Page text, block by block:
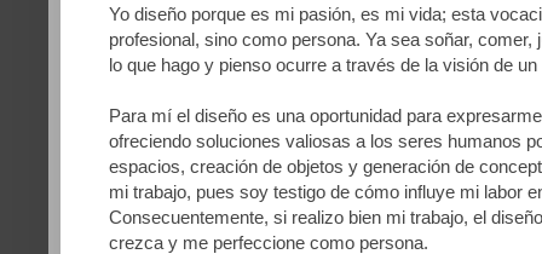
Yo diseño porque es mi pasión, es mi vida; esta
profesional, sino como persona. Ya sea soñar,
lo que hago y pienso ocurre a través de la visión de un
Para mí el diseño es una oportunidad para
ofreciendo soluciones valiosas a los seres humanos
espacios, creación de objetos y generación de
mi trabajo, pues soy testigo de cómo influye mi labor
Consecuentemente, si realizo bien mi trabajo, el
crezca y me perfeccione como persona.